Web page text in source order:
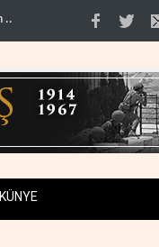
güvenlik hattına dönüşt..
KÜNYE